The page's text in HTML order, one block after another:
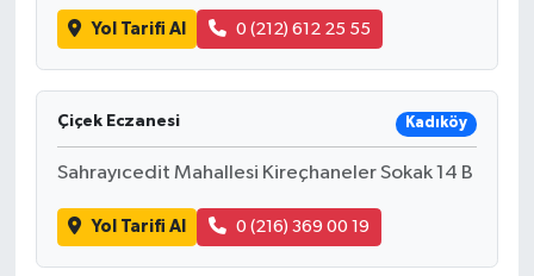
Yol Tarifi Al 0 (212) 612 25 55
Çiçek Eczanesi Kadıköy
Sahrayıcedit Mahallesi Kireçhaneler Sokak 14 B
Yol Tarifi Al 0 (216) 369 00 19